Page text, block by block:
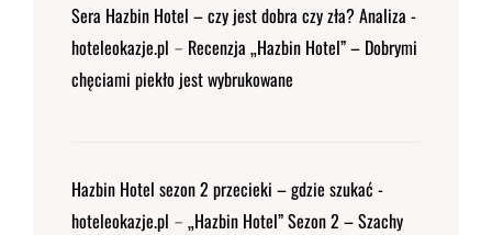
Sera Hazbin Hotel – czy jest dobra czy zła? Analiza -
hoteleokazje.pl - Recenzja „Hazbin Hotel” – Dobrymi
chęciami piekło jest wybrukowane
Hazbin Hotel sezon 2 przecieki – gdzie szukać -
hoteleokazje.pl - „Hazbin Hotel” Sezon 2 – Szachy